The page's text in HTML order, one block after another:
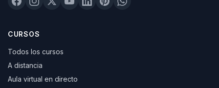
CURSOS
Todos los cursos
A distancia
Aula virtual en directo